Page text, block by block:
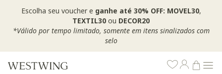
Escolha seu voucher e ganhe até 30% OFF: MOVEL30,
TEXTIL30 ou DECOR20
*Válido por tempo limitado, somente em itens sinalizados com
selo